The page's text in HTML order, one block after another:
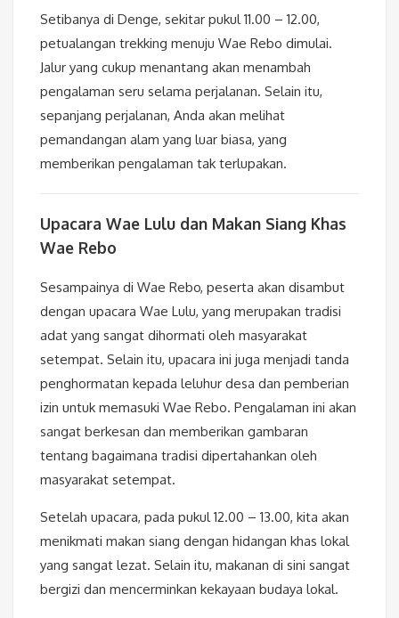
Setibanya di Denge, sekitar pukul 11.00 – 12.00,
petualangan trekking menuju Wae Rebo dimulai.
Jalur yang cukup menantang akan menambah
pengalaman seru selama perjalanan. Selain itu,
sepanjang perjalanan, Anda akan melihat
pemandangan alam yang luar biasa, yang
memberikan pengalaman tak terlupakan.
Upacara Wae Lulu dan Makan Siang Khas
Wae Rebo
Sesampainya di Wae Rebo, peserta akan disambut
dengan upacara Wae Lulu, yang merupakan tradisi
adat yang sangat dihormati oleh masyarakat
setempat. Selain itu, upacara ini juga menjadi tanda
penghormatan kepada leluhur desa dan pemberian
izin untuk memasuki Wae Rebo. Pengalaman ini akan
sangat berkesan dan memberikan gambaran
tentang bagaimana tradisi dipertahankan oleh
masyarakat setempat.
Setelah upacara, pada pukul 12.00 – 13.00, kita akan
menikmati makan siang dengan hidangan khas lokal
yang sangat lezat. Selain itu, makanan di sini sangat
bergizi dan mencerminkan kekayaan budaya lokal.